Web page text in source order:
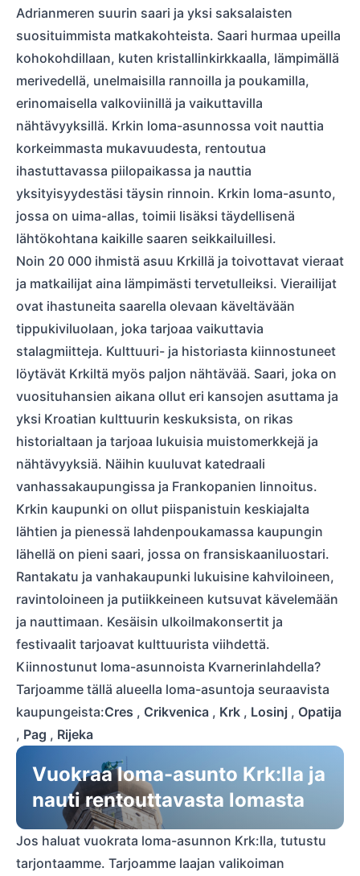
Adrianmeren suurin saari ja yksi saksalaisten
suosituimmista matkakohteista. Saari hurmaa upeilla
kohokohdillaan, kuten kristallinkirkkaalla, lämpimällä
merivedellä, unelmaisilla rannoilla ja poukamilla,
erinomaisella valkoviinillä ja vaikuttavilla
nähtävyyksillä. Krkin loma-asunnossa voit nauttia
korkeimmasta mukavuudesta, rentoutua
ihastuttavassa piilopaikassa ja nauttia
yksityisyydestäsi täysin rinnoin. Krkin loma-asunto,
jossa on uima-allas, toimii lisäksi täydellisenä
lähtökohtana kaikille saaren seikkailuillesi.
Noin 20 000 ihmistä asuu Krkillä ja toivottavat vieraat
ja matkailijat aina lämpimästi tervetulleiksi. Vierailijat
ovat ihastuneita saarella olevaan käveltävään
tippukiviluolaan, joka tarjoaa vaikuttavia
stalagmiitteja. Kulttuuri- ja historiasta kiinnostuneet
löytävät Krkiltä myös paljon nähtävää. Saari, joka on
vuosituhansien aikana ollut eri kansojen asuttama ja
yksi Kroatian kulttuurin keskuksista, on rikas
historialtaan ja tarjoaa lukuisia muistomerkkejä ja
nähtävyyksiä. Näihin kuuluvat katedraali
vanhassakaupungissa ja Frankopanien linnoitus.
Krkin kaupunki on ollut piispanistuin keskiajalta
lähtien ja pienessä lahdenpoukamassa kaupungin
lähellä on pieni saari, jossa on fransiskaaniluostari.
Rantakatu ja vanhakaupunki lukuisine kahviloineen,
ravintoloineen ja putiikkeineen kutsuvat kävelemään
ja nauttimaan. Kesäisin ulkoilmakonsertit ja
festivaalit tarjoavat kulttuurista viihdettä.
Kiinnostunut loma-asunnoista Kvarnerinlahdella?
Tarjoamme tällä alueella loma-asuntoja seuraavista
kaupungeista:Cres , Crikvenica , Krk , Losinj , Opatija
, Pag , Rijeka
Vuokraa loma-asunto Krk:lla ja
nauti rentouttavasta lomasta
Jos haluat vuokrata loma-asunnon Krk:lla, tutustu
tarjontaamme. Tarjoamme laajan valikoiman